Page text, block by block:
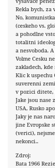
Rekla bych, za
No,
(ceskeho vs.
a pohodlne
totalitni
a nesvoboda.
Volme Cesku
zakladech,
Klic k uspechu
suverenni
v pozici ditete,
Jake jsou nase
USA, Rusko
Jaky je nas
jine Evropske
(verici),
nekonci..
Zdroj:
Bata 1966